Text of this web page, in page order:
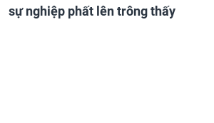
sự nghiệp phất lên trông thấy